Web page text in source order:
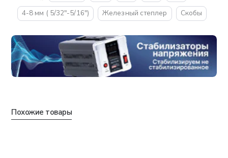
4-8 мм ( 5/32"-5/16")
Железный степлер Скобы
Похожие товары